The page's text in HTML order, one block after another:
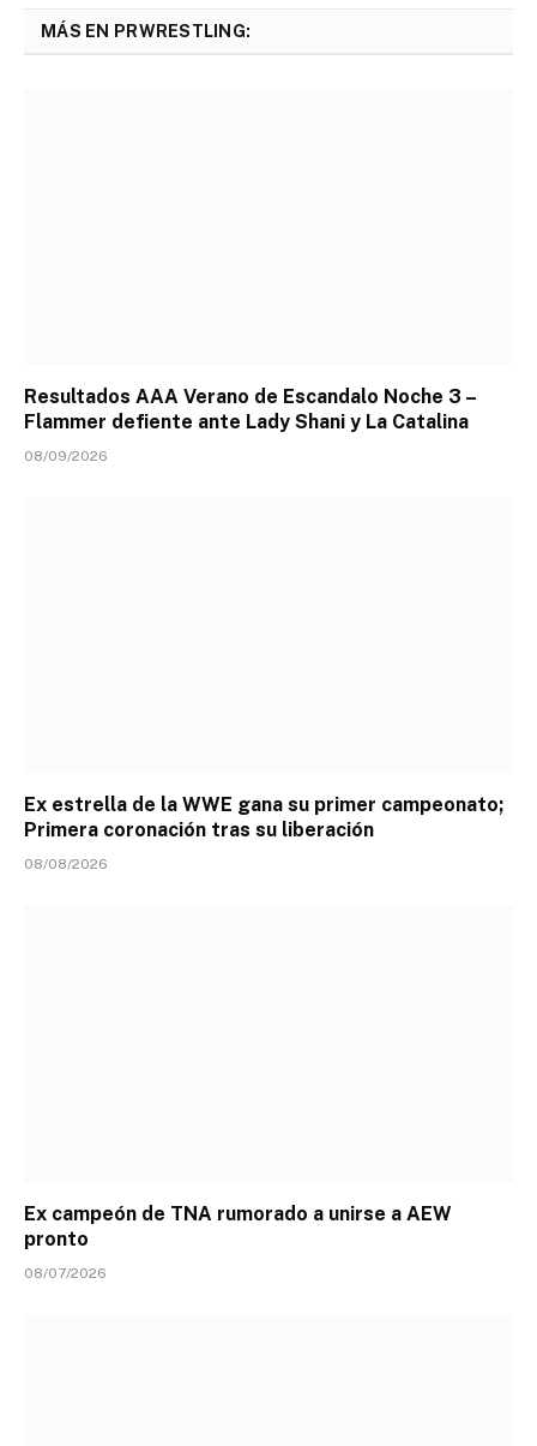
MÁS EN PRWRESTLING:
Resultados AAA Verano de Escandalo Noche 3 –
Flammer defiente ante Lady Shani y La Catalina
08/09/2026
Ex estrella de la WWE gana su primer campeonato;
Primera coronación tras su liberación
08/08/2026
Ex campeón de TNA rumorado a unirse a AEW
pronto
08/07/2026